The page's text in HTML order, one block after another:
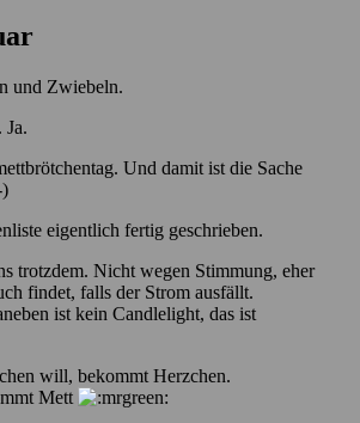
und Zwiebeln.
Ja.
Und damit ist die Sache
eigentlich fertig geschrieben.
trotzdem. Nicht wegen Stimmung, eher
findet, falls der Strom ausfällt.
ist kein Candlelight, das ist
will, bekommt Herzchen.
Mett